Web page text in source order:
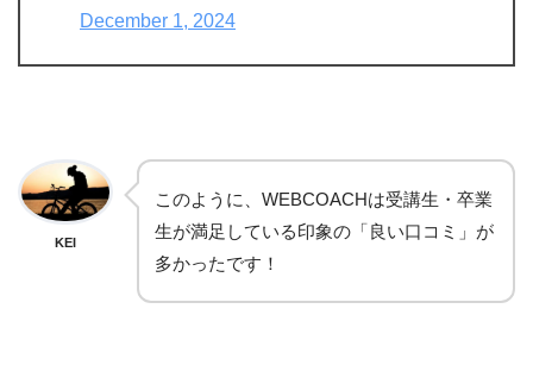
December 1, 2024
KEI
このように、WEBCOACHは受講生・卒業
生が満足している印象の「良い口コミ」が
多かったです！